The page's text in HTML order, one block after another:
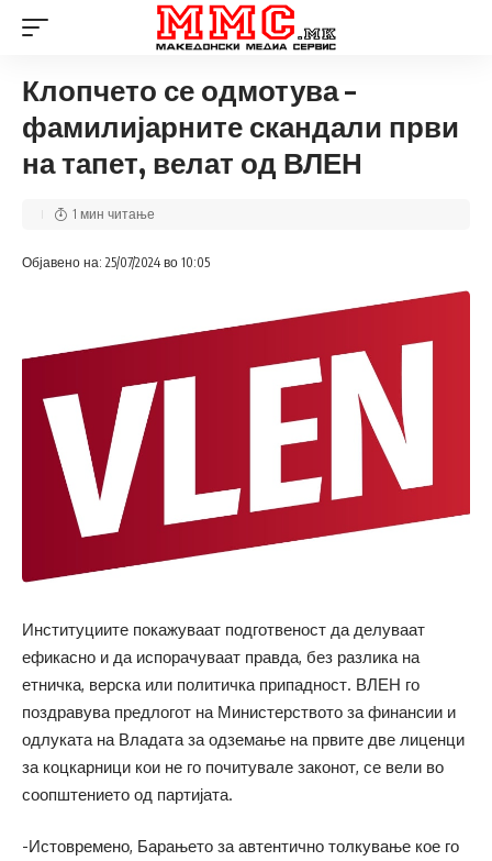
Клопчето се одмотува –
фамилијарните скандали први
на тапет, велат од ВЛЕН
Објавено на: 25/07/2024 во 10:05
1 мин читање
Институциите покажуваат подготвеност да делуваат
ефикасно и да испорачуваат правда, без разлика на
етничка, верска или политичка припадност. ВЛЕН го
поздравува предлогот на Министерството за финансии и
одлуката на Владата за одземање на првите две лиценци
за коцкарници кои не го почитувале законот, се вели во
соопштението од партијата.
-Истовремено, Барањето за автентично толкување кое го